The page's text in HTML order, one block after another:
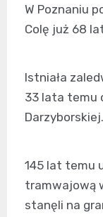
W Poznaniu
Colę już 68
Istniała
33 lata temu
Darzyborskiej.
145 lat temu
tramwajową
stanęli na